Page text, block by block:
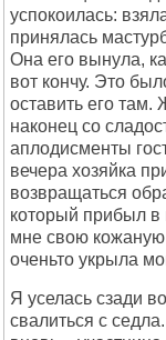
успокоилась:
принялась
Она его вынула,
вот кончу. Это
оставить его
наконец со
аплодисменты
вечера хозяйка
возвращаться
который прибыл в
мне свою
оченьто укрыла
Я уселась сзади
свалиться с